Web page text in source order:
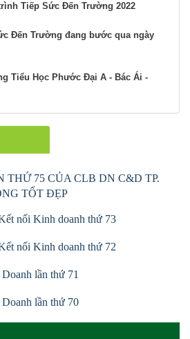
Tiếp Sức Đến Trường 2022
Đến Trường đang bước qua ngày
Tiểu Học Phước Đại A - Bác Ái -
75 CỦA CLB DN C&D TP.
TỐT ĐẸP
nối Kinh doanh thứ 73
nối Kinh doanh thứ 72
lần thứ 71
lần thứ 70